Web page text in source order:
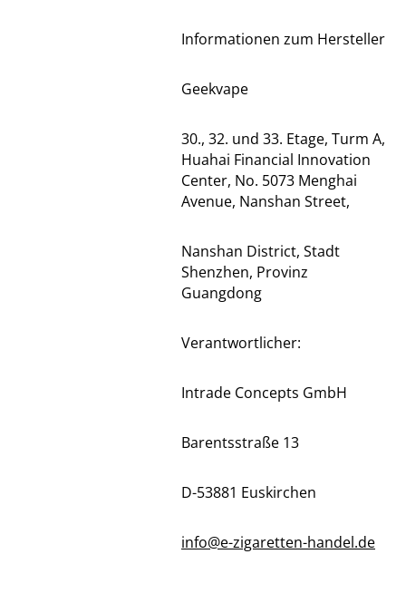
Informationen zum Hersteller
Geekvape
30., 32. und 33. Etage, Turm A,
Huahai Financial Innovation
Center, No. 5073 Menghai
Avenue, Nanshan Street,
Nanshan District, Stadt
Shenzhen, Provinz
Guangdong
Verantwortlicher:
Intrade Concepts GmbH
Barentsstraße 13
D-53881 Euskirchen
info@e-zigaretten-handel.de